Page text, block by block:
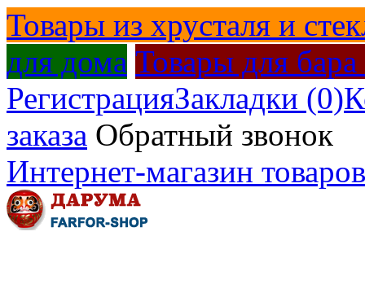
Товары из хрусталя и
для дома Товары для бара
РегистрацияЗакладки (0)
заказа Обратный звонок
Интернет-магазин